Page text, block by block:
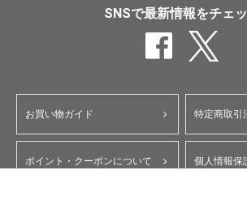
SNSで最新情報をチェ
お買い物ガイド 特定商取引
ポイント・クーポンについて 個人情報保